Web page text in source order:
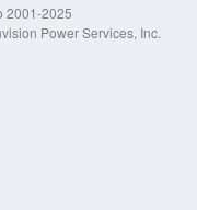
2001-2025
Power Services, Inc.